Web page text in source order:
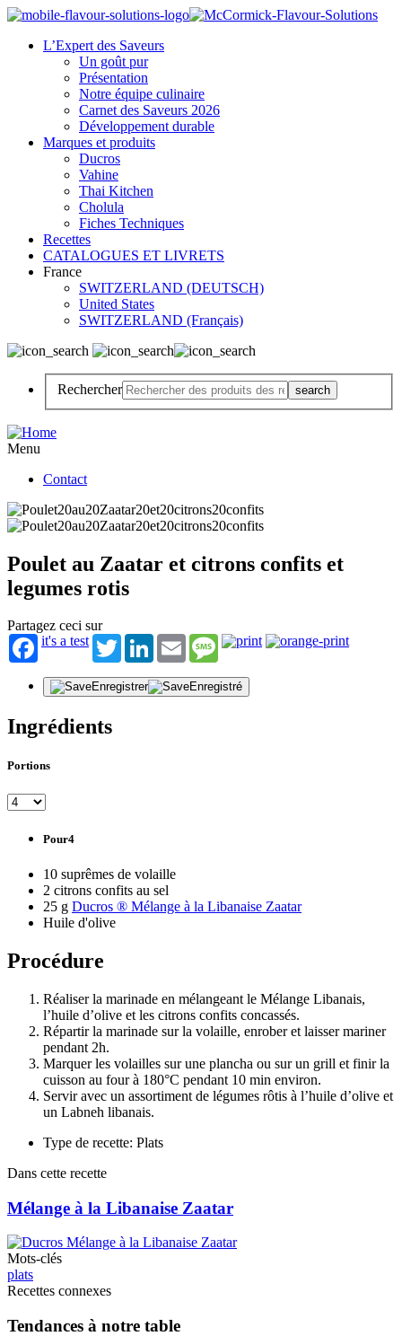
L’Expert des Saveurs
Un goût pur
Présentation
Notre équipe culinaire
Carnet des Saveurs 2026
Développement durable
Marques et produits
Ducros
Vahine
Thai Kitchen
Cholula
Fiches Techniques
Recettes
CATALOGUES ET LIVRETS
France
SWITZERLAND (DEUTSCH)
United States
SWITZERLAND (Français)
Rechercher
Menu
Contact
Poulet au Zaatar et citrons confits et
legumes rotis
Partagez ceci sur
it's a test
TwitterLinkedInEmail Message
Enregistrer Enregistré
Ingrédients
Portions
Pour4
10 suprêmes de volaille
2 citrons confits au sel
25 g Ducros ® Mélange à la Libanaise Zaatar
Huile d'olive
Procédure
Réaliser la marinade en mélangeant le Mélange Libanais,
l’huile d’olive et les citrons confits concassés.
Répartir la marinade sur la volaille, enrober et laisser mariner
pendant 2h.
Marquer les volailles sur une plancha ou sur un grill et finir la
cuisson au four à 180°C pendant 10 min environ.
Servir avec un assortiment de légumes rôtis à l’huile d’olive et
un Labneh libanais.
Type de recette: Plats
Dans cette recette
Mélange à la Libanaise Zaatar
Mots-clés
plats
Recettes connexes
Tendances à notre table